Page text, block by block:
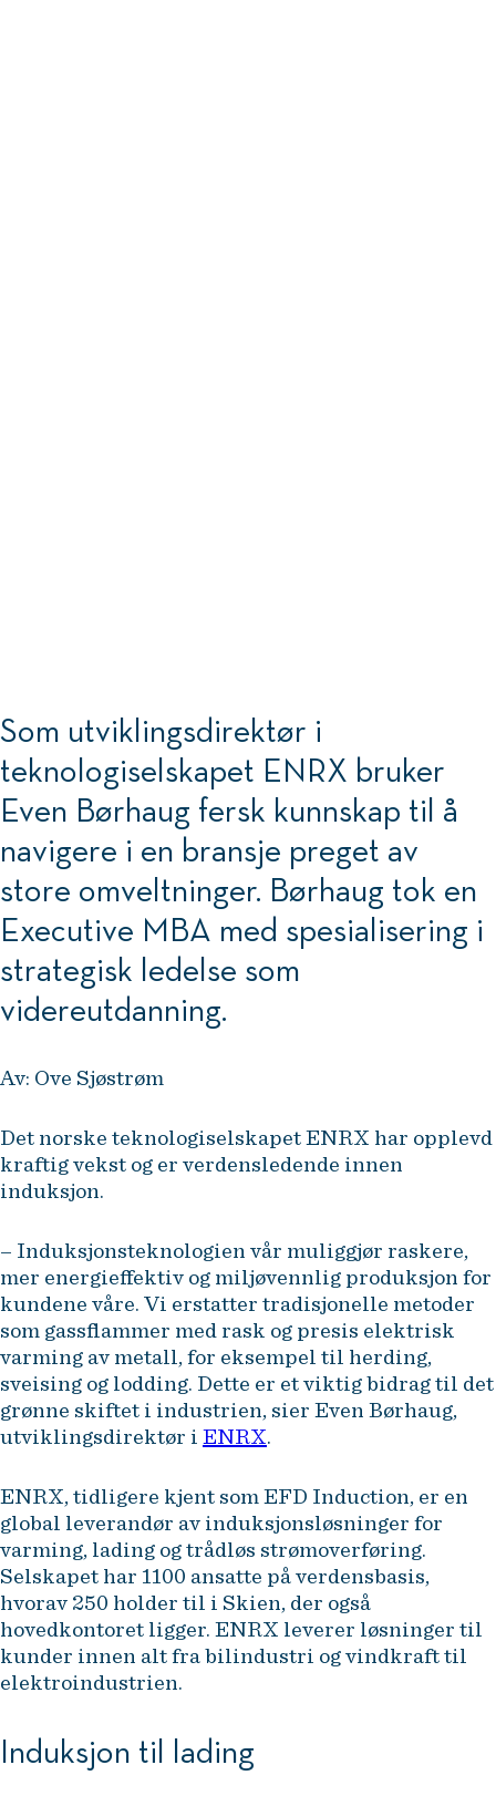
Som utviklingsdirektør i
teknologiselskapet ENRX bruker
Even Børhaug fersk kunnskap til å
navigere i en bransje preget av
store omveltninger. Børhaug tok en
Executive MBA med spesialisering i
strategisk ledelse som
videreutdanning.
Av: Ove Sjøstrøm
Det norske teknologiselskapet ENRX har opplevd
kraftig vekst og er verdensledende innen
induksjon.
– Induksjonsteknologien vår muliggjør raskere,
mer energieffektiv og miljøvennlig produksjon for
kundene våre. Vi erstatter tradisjonelle metoder
som gassflammer med rask og presis elektrisk
varming av metall, for eksempel til herding,
sveising og lodding. Dette er et viktig bidrag til det
grønne skiftet i industrien, sier Even Børhaug,
utviklingsdirektør i ENRX.
ENRX, tidligere kjent som EFD Induction, er en
global leverandør av induksjonsløsninger for
varming, lading og trådløs strømoverføring.
Selskapet har 1100 ansatte på verdensbasis,
hvorav 250 holder til i Skien, der også
hovedkontoret ligger. ENRX leverer løsninger til
kunder innen alt fra bilindustri og vindkraft til
elektroindustrien.
Induksjon til lading